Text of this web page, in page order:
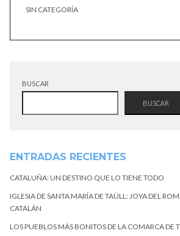
SIN CATEGORÍA
BUSCAR
BUSCAR
ENTRADAS RECIENTES
CATALUÑA: UN DESTINO QUE LO TIENE TODO
IGLESIA DE SANTA MARÍA DE TAÜLL: JOYA DEL
CATALÁN
LOS PUEBLOS MÁS BONITOS DE LA COMARCA DE